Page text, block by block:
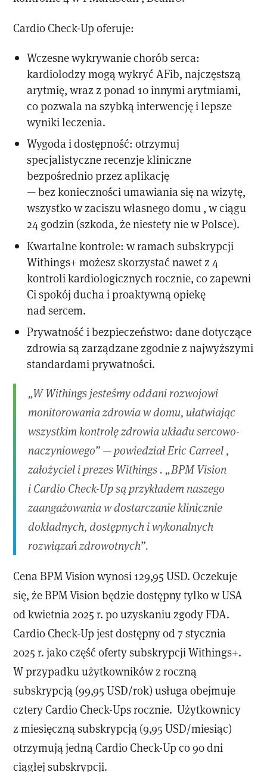
Cardio Check-Up oferuje:
Wczesne wykrywanie chorób serca:
kardiolodzy mogą wykryć AFib, najczęstszą
arytmię, wraz z ponad 10 innymi arytmiami,
co pozwala na szybką interwencję i lepsze
wyniki leczenia.
Wygoda i dostępność: otrzymuj
specjalistyczne recenzje kliniczne
bezpośrednio przez aplikację
— bez konieczności umawiania się na wizytę,
wszystko w zaciszu własnego domu , w ciągu
24 godzin (szkoda, że niestety nie w Polsce).
Kwartalne kontrole: w ramach subskrypcji
Withings+ możesz skorzystać nawet z 4
kontroli kardiologicznych rocznie, co zapewni
Ci spokój ducha i proaktywną opiekę
nad sercem.
Prywatność i bezpieczeństwo: dane dotyczące
zdrowia są zarządzane zgodnie z najwyższymi
standardami prywatności.
„W Withings jesteśmy oddani rozwojowi
monitorowania zdrowia w domu, ułatwiając
wszystkim kontrolę zdrowia układu sercowo-
naczyniowego” — powiedział Eric Carreel ,
założyciel i prezes Withings . „BPM Vision
i Cardio Check-Up są przykładem naszego
zaangażowania w dostarczanie klinicznie
dokładnych, dostępnych i wykonalnych
rozwiązań zdrowotnych”.
Cena BPM Vision wynosi 129,95 USD. Oczekuje
się, że BPM Vision będzie dostępny tylko w USA
od kwietnia 2025 r. po uzyskaniu zgody FDA.
Cardio Check-Up jest dostępny od 7 stycznia
2025 r. jako część oferty subskrypcji Withings+.
W przypadku użytkowników z roczną
subskrypcją (99,95 USD/rok) usługa obejmuje
cztery Cardio Check-Ups rocznie. Użytkownicy
z miesięczną subskrypcją (9,95 USD/miesiąc)
otrzymują jedną Cardio Check-Up co 90 dni
ciągłej subskrypcji.